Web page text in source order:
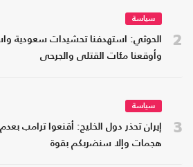
2
سياسة
الحوثي: استهدفنا تحشيدات سعودية
وأوقعنا مئات القتلى والجرحى
3
سياسة
إيران تحذر دول الخليج: أقنعوا ترامب
هجمات وإلا سنضربكم بقوة